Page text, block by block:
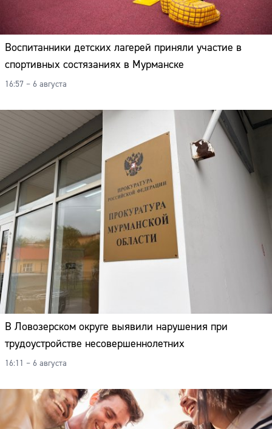
Воспитанники детских лагерей приняли участие в
спортивных состязаниях в Мурманске
16:57 – 6 августа
В Ловозерском округе выявили нарушения при
трудоустройстве несовершеннолетних
16:11 – 6 августа